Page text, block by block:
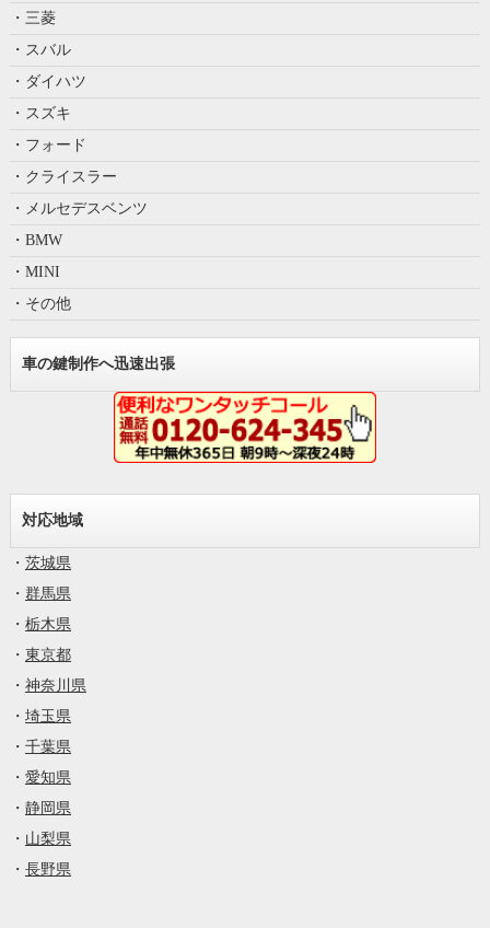
・三菱
・スバル
・ダイハツ
・スズキ
・フォード
・クライスラー
・メルセデスベンツ
・BMW
・MINI
・その他
車の鍵制作へ迅速出張
対応地域
・ 茨城県
・ 群馬県
・ 栃木県
・ 東京都
・ 神奈川県
・ 埼玉県
・ 千葉県
・ 愛知県
・ 静岡県
・ 山梨県
・ 長野県